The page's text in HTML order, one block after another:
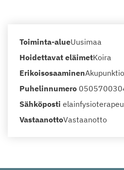
Toiminta-alueUusimaa
Hoidettavat eläimetKoira
ErikoisosaaminenAkupunktio
Puhelinnumero
Sähköposti
VastaanottoVastaanotto